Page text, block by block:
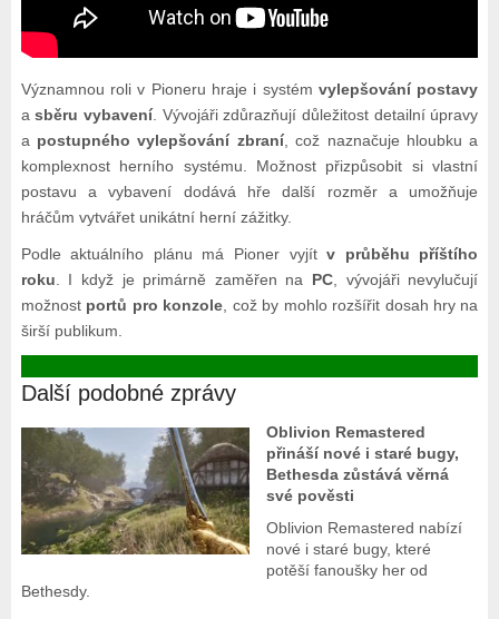
Významnou roli v Pioneru hraje i systémvylepšování postavy
asběru vybavení. Vývojáři zdůrazňují důležitost detailní úpravy
a postupného vylepšování zbraní, což naznačuje hloubku a
komplexnost herního systému. Možnost přizpůsobit si vlastní
postavu a vybavení dodává hře další rozměr a umožňuje
hráčům vytvářet unikátní herní zážitky.
Podle aktuálního plánu má Pioner vyjítv průběhu příštího
roku . I když je primárně zaměřen na PC , vývojáři nevylučují
možnost portů pro konzole , což by mohlo rozšířit dosah hry na
širší publikum.
Další podobné zprávy
Oblivion Remastered
přináší nové i staré bugy,
Bethesda zůstává věrná
své pověsti
Oblivion Remastered nabízí
nové i staré bugy, které
potěší fanoušky her od
Bethesdy.